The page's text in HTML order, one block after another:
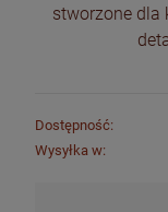
stworzone dla
Dostępność:
Wysyłka w: